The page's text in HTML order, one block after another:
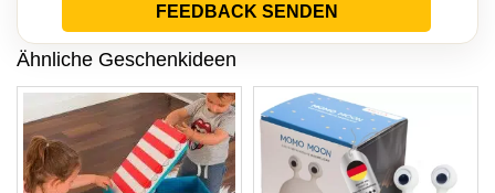
FEEDBACK SENDEN
Ähnliche Geschenkideen